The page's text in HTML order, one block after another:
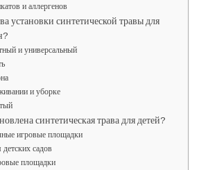
и аллергенов
установки синтетической травы для
и универсальный
и уборке
синтетическая трава для детей?
игровые площадки
садов
площадки